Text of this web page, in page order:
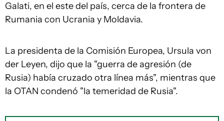
Galati, en el este del país, cerca de la frontera de
Rumania con Ucrania y Moldavia.
La presidenta de la Comisión Europea, Ursula von
der Leyen, dijo que la "guerra de agresión (de
Rusia) había cruzado otra línea más", mientras que
la OTAN condenó "la temeridad de Rusia".